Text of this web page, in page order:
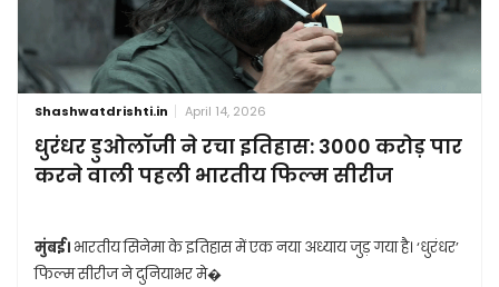
Shashwatdrishti.in April 14, 2026
धुरंधर डुओलॉजी ने रचा इतिहास: 3000 करोड़ पार
करने वाली पहली भारतीय फिल्म सीरीज
मुंबई। भारतीय सिनेमा के इतिहास में एक नया अध्याय जुड़ गया है। ‘धुरंधर’
फिल्म सीरीज ने दुनियाभर मे�